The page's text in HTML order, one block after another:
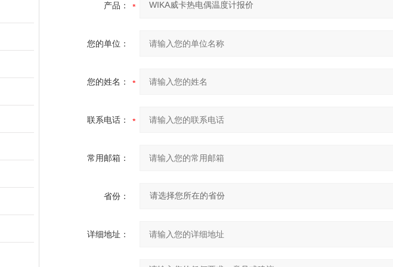
产品：
您的单位：
您的姓名：
联系电话：
常用邮箱：
省份：
详细地址：